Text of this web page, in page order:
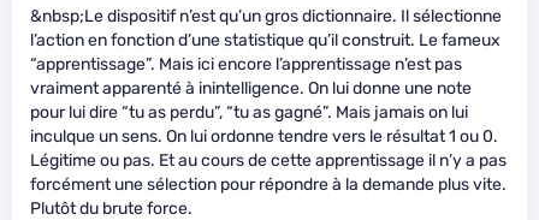
&nbsp;Le dispositif n’est qu’un gros dictionnaire. Il sélectionne
l’action en fonction d’une statistique qu’il construit. Le fameux
“apprentissage”. Mais ici encore l’apprentissage n’est pas
vraiment apparenté à inintelligence. On lui donne une note
pour lui dire “tu as perdu”, “tu as gagné”. Mais jamais on lui
inculque un sens. On lui ordonne tendre vers le résultat 1 ou 0.
Légitime ou pas. Et au cours de cette apprentissage il n’y a pas
forcément une sélection pour répondre à la demande plus vite.
Plutôt du brute force.